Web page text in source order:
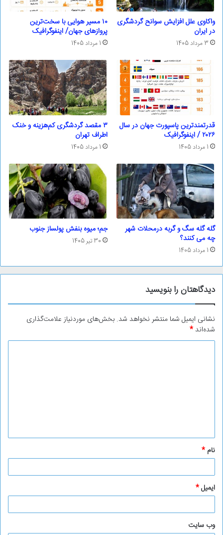
واکاوی علل افزایش سوانح گردشگری
در ایران
3 مرداد 1405
۱۰ مسیر هوایی با سخت‌ترین
پروازهای جهان/ اینفوگرافیک
1 مرداد 1405
قدرتمندترین پاسپورت‌ جهان در سال
۲۰۲۶ / اینفوگرافیک
1 مرداد 1405
۳ مقصد گردشگری کم‌هزینه و خنک
اطراف تهران
1 مرداد 1405
گله گله سگ و گربه درمحلات شهر
چه می کنند؟
1 مرداد 1405
جم؛ ‌میوه بنفش پولساز جنوب
30 تیر 1405
دیدگاهتان را بنویسید
نشانی ایمیل شما منتشر نخواهد شد. بخش‌های موردنیاز علامت‌گذاری
شده‌اند*
*
نام *
ایمیل*
وب‌ سایت